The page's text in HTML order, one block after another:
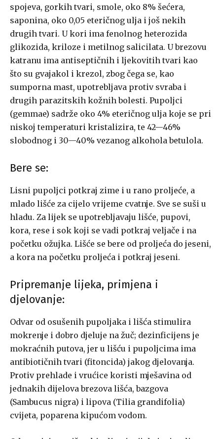
spojeva, gorkih tvari, smole, oko 8% šećera,
saponina, oko 0,05 eteričnog ulja i još nekih
drugih tvari. U kori ima fenolnog heterozida
glikozida, kriloze i metilnog salicilata. U brezovu
katranu ima antiseptičnih i ljekovitih tvari kao
što su gvajakol i krezol, zbog čega se, kao
sumporna mast, upotrebljava protiv svraba i
drugih parazitskih kožnih bolesti. Pupoljci
(gemmae) sadrže oko 4% eteričnog ulja koje se pri
niskoj temperaturi kristalizira, te 42—46%
slobodnog i 30—40% vezanog alkohola betulola.
Bere se:
Lisni pupoljci potkraj zime i u rano proljeće, a
mlado lišće za cijelo vrijeme cvatnje. Sve se suši u
hladu. Za lijek se upotrebljavaju lišće, pupovi,
kora, rese i sok koji se vadi potkraj veljače i na
početku ožujka. Lišće se bere od proljeća do jeseni,
a kora na početku proljeća i potkraj jeseni.
Pripremanje lijeka, primjena i
djelovanje:
Odvar od osušenih pupoljaka i lišća stimulira
mokrenje i dobro djeluje na žuč; dezinficijens je
mokraćnih putova, jer u lišću i pupoljcima ima
antibiotičnih tvari (fitoncida) jakog djelovanja.
Protiv prehlade i vrućice koristi mješavina od
jednakih dijelova brezova lišća, bazgova
(Sambucus nigra) i lipova (Tilia grandifolia)
cvijeta, poparena kipućom vodom.